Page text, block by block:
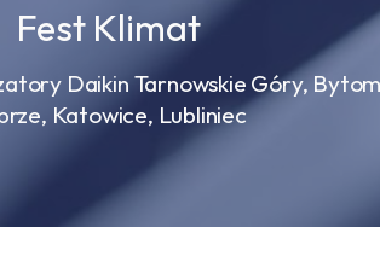
Fest Klimat
Daikin Tarnowskie Góry,
Katowice, Lubliniec